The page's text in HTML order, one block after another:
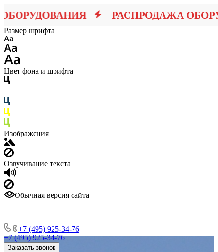
РАСПРОДАЖА
Размер шрифта
Цвет фона и шрифта
Изображения
Озвучивание текста
Обычная версия сайта
+7 (495) 925-34-76
+7 (495) 925-34-76
Заказать звонок